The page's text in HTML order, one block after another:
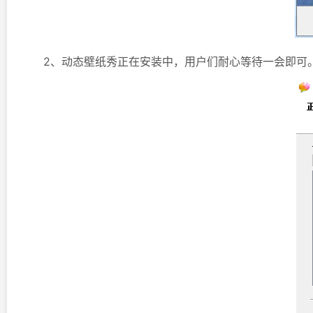
2、动态壁纸秀正在安装中，用户们耐心等待一会即可